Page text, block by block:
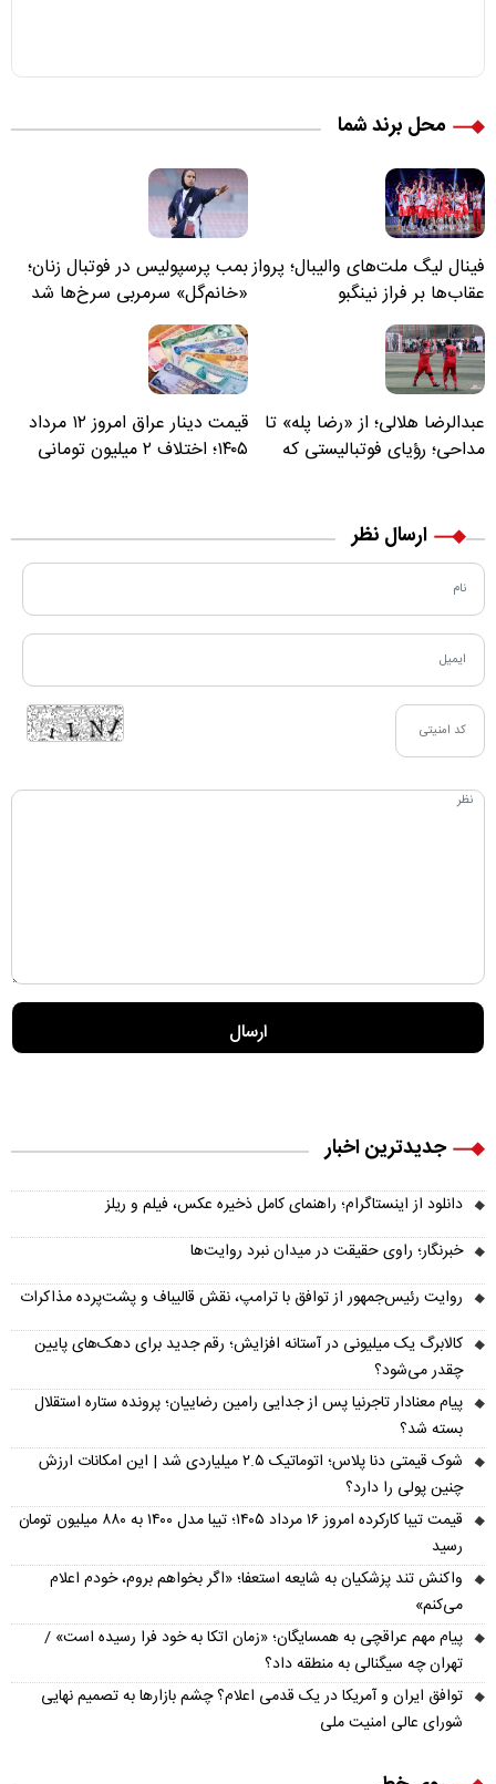
محل برند شما
فینال لیگ ملت‌های والیبال؛ پرواز
عقاب‌ها بر فراز نینگبو
بمب پرسپولیس در فوتبال زنان؛
«خانم‌گل» سرمربی سرخ‌ها شد
عبدالرضا هلالی؛ از «رضا پله» تا
مداحی؛ رؤیای فوتبالیستی که
قیمت دینار عراق امروز ۱۲ مرداد
۱۴۰۵؛ اختلاف ۲ میلیون تومانی
ارسال نظر
جدیدترین اخبار
دانلود از اینستاگرام؛ راهنمای کامل ذخیره عکس، فیلم و ریلز
خبرنگار؛ راوی حقیقت در میدان نبرد روایت‌ها
روایت رئیس‌جمهور از توافق با ترامپ، نقش قالیباف و پشت‌پرده مذاکرات
کالابرگ یک میلیونی در آستانه افزایش؛ رقم جدید برای دهک‌های پایین
چقدر می‌شود؟
پیام معنادار تاجرنیا پس از جدایی رامین رضاییان؛ پرونده ستاره استقلال
بسته شد؟
شوک قیمتی دنا پلاس؛ اتوماتیک ۲.۵ میلیاردی شد | این امکانات ارزش
چنین پولی را دارد؟
قیمت تیبا کارکرده امروز ۱۶ مرداد ۱۴۰۵؛ تیبا مدل ۱۴۰۰ به ۸۸۰ میلیون تومان
رسید
واکنش تند پزشکیان به شایعه استعفا؛ «اگر بخواهم بروم، خودم اعلام
می‌کنم»
پیام مهم عراقچی به همسایگان؛ «زمان اتکا به خود فرا رسیده است» /
تهران چه سیگنالی به منطقه داد؟
توافق ایران و آمریکا در یک قدمی اعلام؟ چشم بازارها به تصمیم نهایی
شورای عالی امنیت ملی